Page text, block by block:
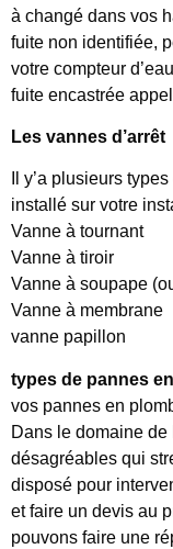
à changé dans vos
fuite non identifiée,
votre compteur
fuite encastrée
Les vannes d’arrêt
Il y’a plusieurs
installé sur votre
Vanne à tournant
Vanne à tiroir
Vanne à soupape
Vanne à membrane
vanne papillon
types de pannes
vos pannes en
Dans le domaine
désagréables qui
disposé pour
et faire un devis au
pouvons faire une